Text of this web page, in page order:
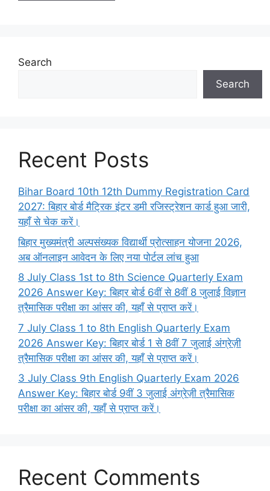
Search
Search
Recent Posts
Bihar Board 10th 12th Dummy Registration Card
2027: बिहार बोर्ड मैट्रिक इंटर डमी रजिस्ट्रेशन कार्ड हुआ जारी,
यहाँ से चेक करें।
बिहार मुख्यमंत्री अल्पसंख्यक विद्यार्थी प्रोत्साहन योजना 2026,
अब ऑनलाइन आवेदन के लिए नया पोर्टल लांच हुआ
8 July Class 1st to 8th Science Quarterly Exam
2026 Answer Key: बिहार बोर्ड 6वीं से 8वीं 8 जुलाई विज्ञान
त्रैमासिक परीक्षा का आंसर की, यहाँ से प्राप्त करें।
7 July Class 1 to 8th English Quarterly Exam
2026 Answer Key: बिहार बोर्ड 1 से 8वीं 7 जुलाई अंग्रेज़ी
त्रैमासिक परीक्षा का आंसर की, यहाँ से प्राप्त करें।
3 July Class 9th English Quarterly Exam 2026
Answer Key: बिहार बोर्ड 9वीं 3 जुलाई अंग्रेज़ी त्रैमासिक
परीक्षा का आंसर की, यहाँ से प्राप्त करें।
Recent Comments